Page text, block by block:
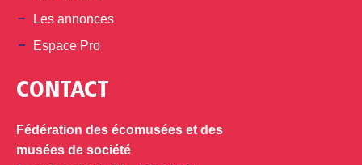
Les annonces
Espace Pro
CONTACT
Fédération des écomusées et des
musées de société